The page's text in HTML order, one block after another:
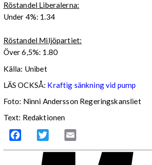
Röstandel Liberalerna:
Under 4%: 1.34
Röstandel Miljöpartiet:
Över 6,5%: 1.80
Källa: Unibet
LÄS OCKSÅ: Kraftig sänkning vid pump
Foto: Ninni Andersson Regeringskansliet
Text: Redaktionen
Facebook Twitter